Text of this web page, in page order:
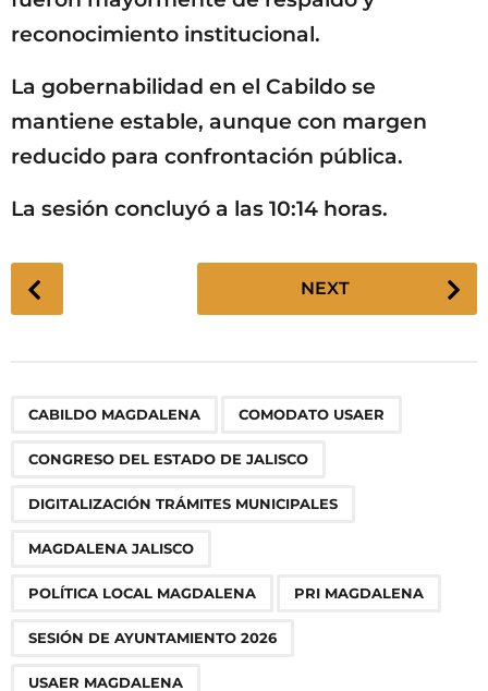
reconocimiento institucional.
La gobernabilidad en el Cabildo se
mantiene estable, aunque con margen
reducido para confrontación pública.
La sesión concluyó a las 10:14 horas.
P
o
g
NEXT
CABILDO MAGDALENA COMODATO USAER
CONGRESO DEL ESTADO DE JALISCO
DIGITALIZACIÓN TRÁMITES MUNICIPALES
MAGDALENA JALISCO
POLÍTICA LOCAL MAGDALENA PRI MAGDALENA
SESIÓN DE AYUNTAMIENTO 2026
USAER MAGDALENA